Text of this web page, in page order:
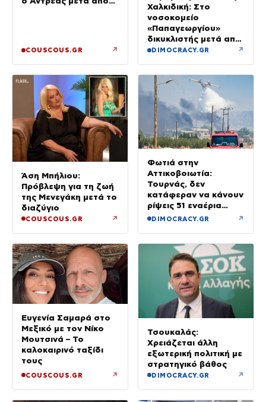
COUSCOUS.GR ↗
Χαλκιδική: Στο
νοσοκομείο
«Παπαγεωργίου»
δικυκλιστής μετά από
σύγκρουση
DIMOCRACY.GR ↗
Άση Μπήλιου:
Πρόβλεψη για τη ζωή
της Μενεγάκη μετά το
διαζύγιο
COUSCOUS.GR ↗
Φωτιά στην
Αττικοβοιωτία:
Τουρνάς, δεν
κατάφεραν να κάνουν
ρίψεις 51 εναέρια
μέσα
DIMOCRACY.GR ↗
Ευγενία Σαμαρά στο
Μεξικό με τον Νίκο
Μουτσινά – Το
καλοκαιρινό ταξίδι
τους
COUSCOUS.GR ↗
Τσουκαλάς:
Χρειάζεται άλλη
εξωτερική πολιτική με
στρατηγικό βάθος
DIMOCRACY.GR ↗